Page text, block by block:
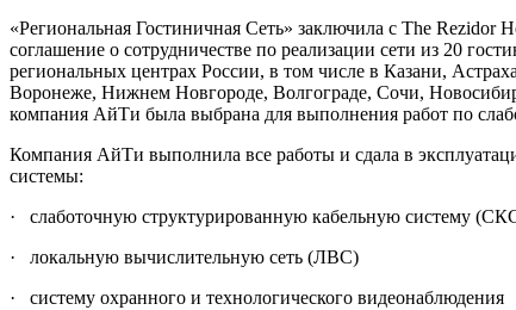
«Региональная Гостиничная Сеть» заключила с The Rezidor
соглашение о сотрудничестве по реализации сети из 20
региональных центрах России, в том числе в Казани,
Воронеже, Нижнем Новгороде, Волгограде, Сочи,
компания АйТи была выбрана для выполнения работ по
Компания АйТи выполнила все работы и сдала в
системы:
· слаботочную структурированную кабельную систему
· локальную вычислительную сеть (ЛВС)
· систему охранного и технологического видеонаблюдения